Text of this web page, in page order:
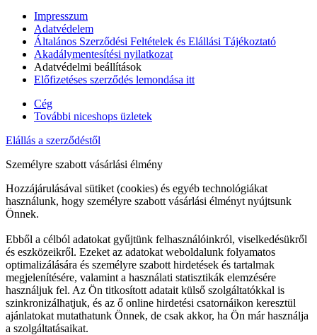
Impresszum
Adatvédelem
Általános Szerződési Feltételek és Elállási Tájékoztató
Akadálymentesítési nyilatkozat
Adatvédelmi beállítások
Előfizetéses szerződés lemondása itt
Cég
További niceshops üzletek
Elállás a szerződéstől
Személyre szabott vásárlási élmény
Hozzájárulásával sütiket (cookies) és egyéb technológiákat
használunk, hogy személyre szabott vásárlási élményt nyújtsunk
Önnek.
Ebből a célból adatokat gyűjtünk felhasználóinkról, viselkedésükről
és eszközeikről. Ezeket az adatokat weboldalunk folyamatos
optimalizálására és személyre szabott hirdetések és tartalmak
megjelenítésére, valamint a használati statisztikák elemzésére
használjuk fel. Az Ön titkosított adatait külső szolgáltatókkal is
szinkronizálhatjuk, és az ő online hirdetési csatornáikon keresztül
ajánlatokat mutathatunk Önnek, de csak akkor, ha Ön már használja
a szolgáltatásaikat.